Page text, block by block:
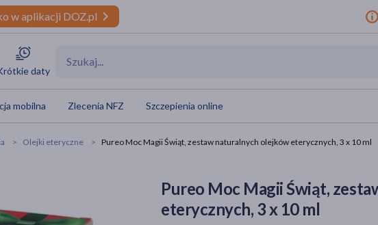
w aplikacji DOZ.pl
daty
mobilna Zlecenia NFZ Szczepienia online
Olejki eteryczne Pureo Moc Magii Świąt, zestaw naturalnych olejków eterycznych, 3 x 10 ml
Pureo Moc Magii Świąt,
eterycznych, 3 x 10 ml